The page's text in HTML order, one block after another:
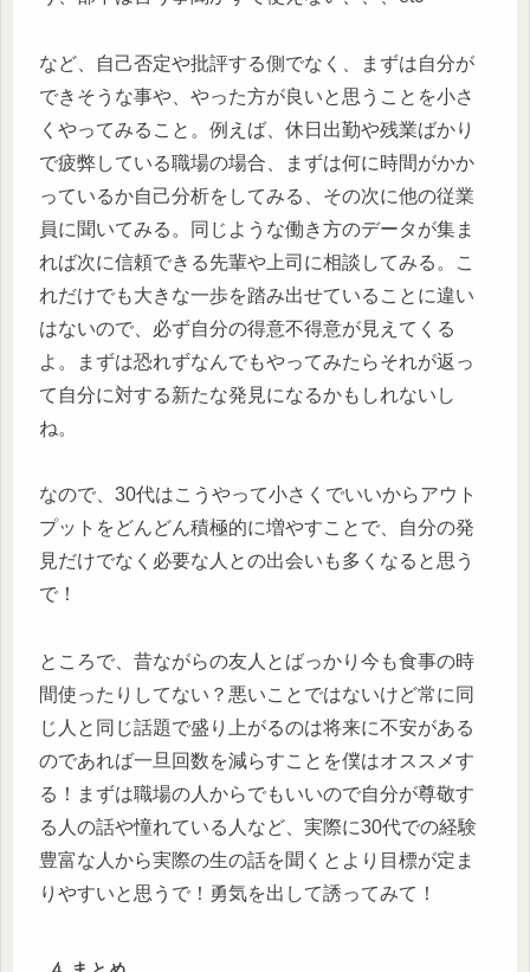
など、自己否定や批評する側でなく、まずは自分が
できそうな事や、やった方が良いと思うことを小さ
くやってみること。例えば、休日出勤や残業ばかり
で疲弊している職場の場合、まずは何に時間がかか
っているか自己分析をしてみる、その次に他の従業
員に聞いてみる。同じような働き方のデータが集ま
れば次に信頼できる先輩や上司に相談してみる。こ
れだけでも大きな一歩を踏み出せていることに違い
はないので、必ず自分の得意不得意が見えてくる
よ。まずは恐れずなんでもやってみたらそれが返っ
て自分に対する新たな発見になるかもしれないし
ね。
なので、30代はこうやって小さくでいいからアウト
プットをどんどん積極的に増やすことで、自分の発
見だけでなく必要な人との出会いも多くなると思う
で！
ところで、昔ながらの友人とばっかり今も食事の時
間使ったりしてない？悪いことではないけど常に同
じ人と同じ話題で盛り上がるのは将来に不安がある
のであれば一旦回数を減らすことを僕はオススメす
る！まずは職場の人からでもいいので自分が尊敬す
る人の話や憧れている人など、実際に30代での経験
豊富な人から実際の生の話を聞くとより目標が定ま
りやすいと思うで！勇気を出して誘ってみて！